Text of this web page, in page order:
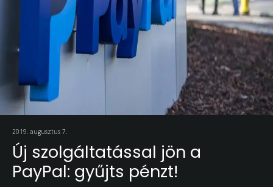
2019. augusztus 7.
Új szolgáltatással jön a
PayPal: gyűjts pénzt!